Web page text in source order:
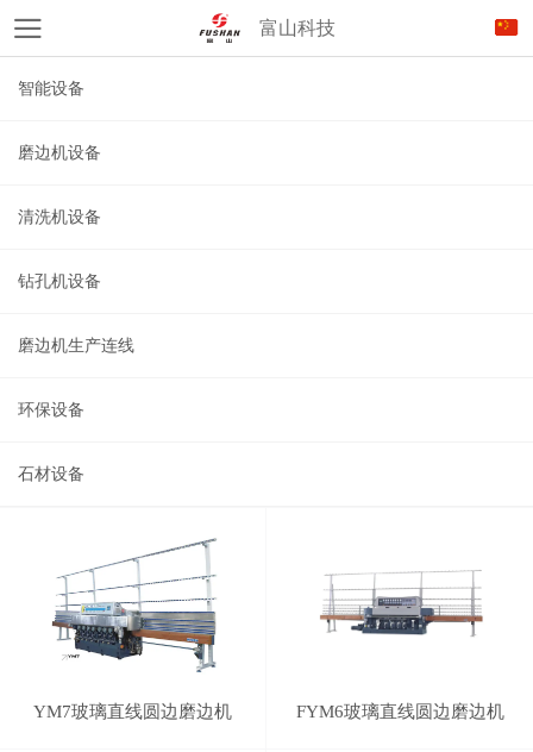
富山科技
智能设备
磨边机设备
清洗机设备
钻孔机设备
磨边机生产连线
环保设备
石材设备
YM7玻璃直线圆边磨边机 FYM6玻璃直线圆边磨边机